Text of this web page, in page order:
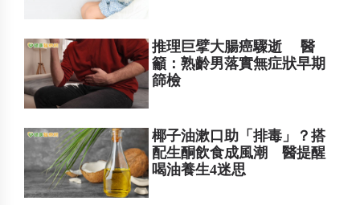
推理巨擘大腸癌驟逝 醫
籲：熟齡男落實無症狀早期
篩檢
椰子油漱口助「排毒」？搭
配生酮飲食成風潮 醫提醒
喝油養生4迷思